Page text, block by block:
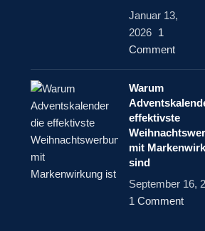
Januar 13,
2026
1
Comment
Warum
effektivste
mit
sind
September 16,
1 Comment